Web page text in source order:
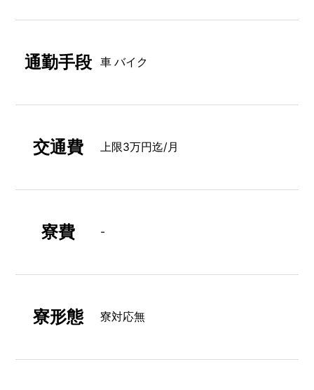
通勤手段 車 バイク
交通費 上限3万円迄/月
寮費 -
寮形態 寮対応無